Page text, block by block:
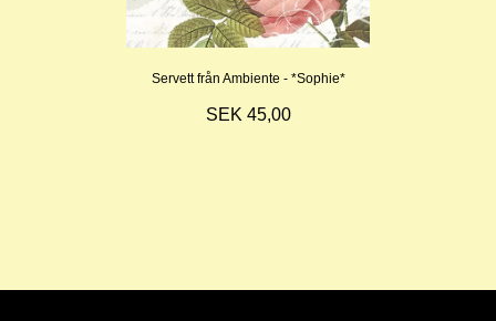
Servett från Ambiente - *Sophie*
SEK 45,00